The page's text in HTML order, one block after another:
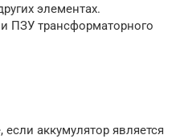
элементах.
ПЗУ трансформаторного
если аккумулятор является